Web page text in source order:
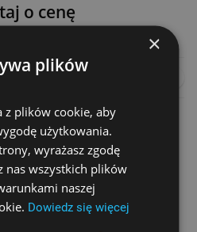
o cenę
×
plików
z plików cookie, aby
użytkowania.
wyrażasz zgodę
nas wszystkich plików
naszej
Dowiedz się więcej